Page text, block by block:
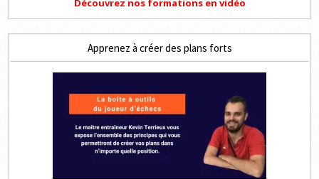
Découvrez nos formations en vidéo
Apprenez à créer des plans forts